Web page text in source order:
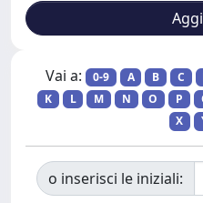
Vai a: 0-9 A B C
K
L M N O P
X
o inserisci le iniziali: